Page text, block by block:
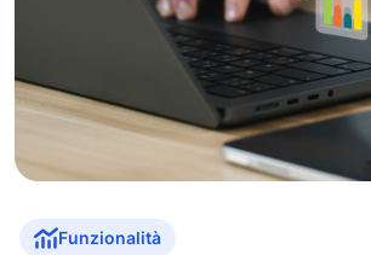
Funzionalità